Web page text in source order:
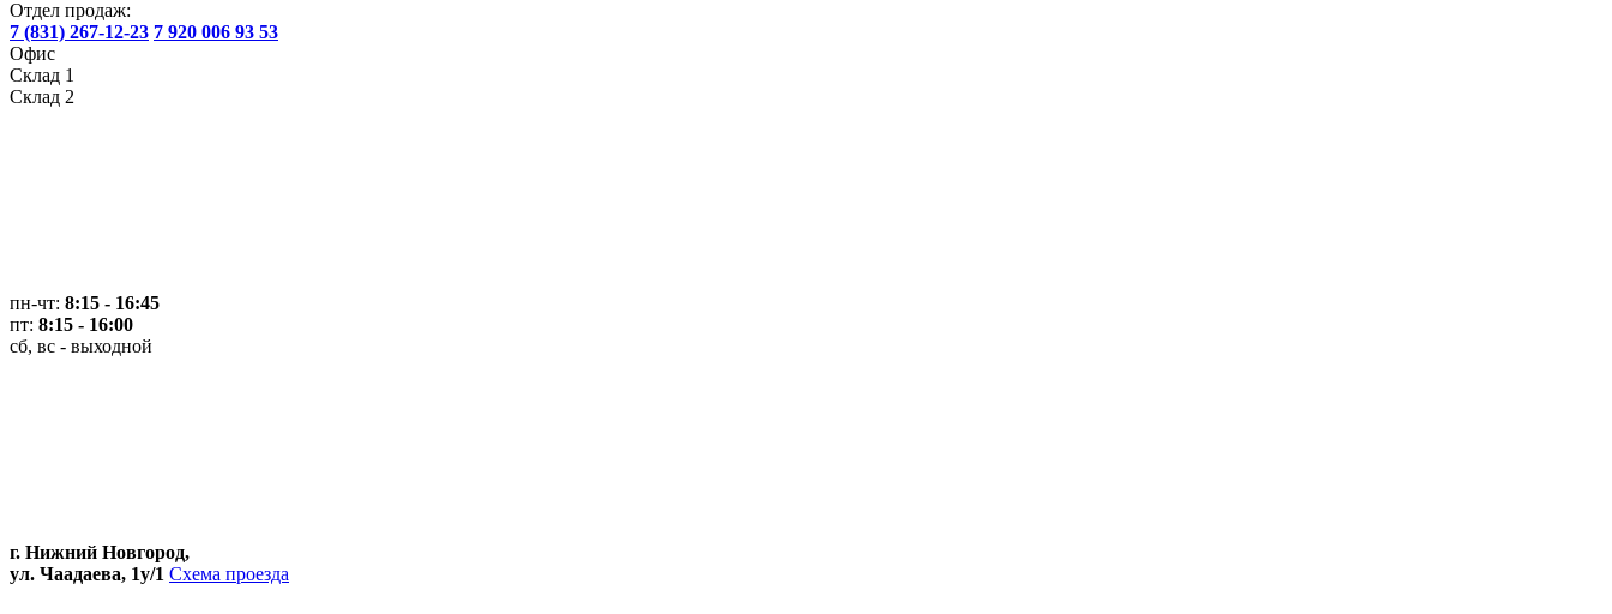
Отдел продаж:
7 (831) 267-12-23 7 920 006 93 53
Офис
Склад 1
Склад 2
пн-чт: 8:15 - 16:45
пт: 8:15 - 16:00
сб, вс - выходной
г. Нижний Новгород,
ул. Чаадаева, 1у/1 Схема проезда